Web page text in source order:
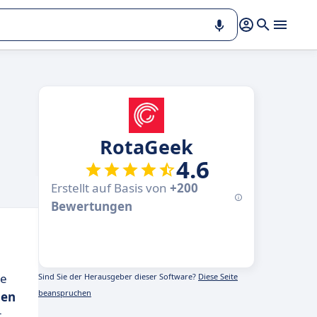
RotaGeek
4.6
Erstellt auf Basis von +200
Bewertungen
Sind Sie der Herausgeber dieser Software? Diese Seite
beanspruchen